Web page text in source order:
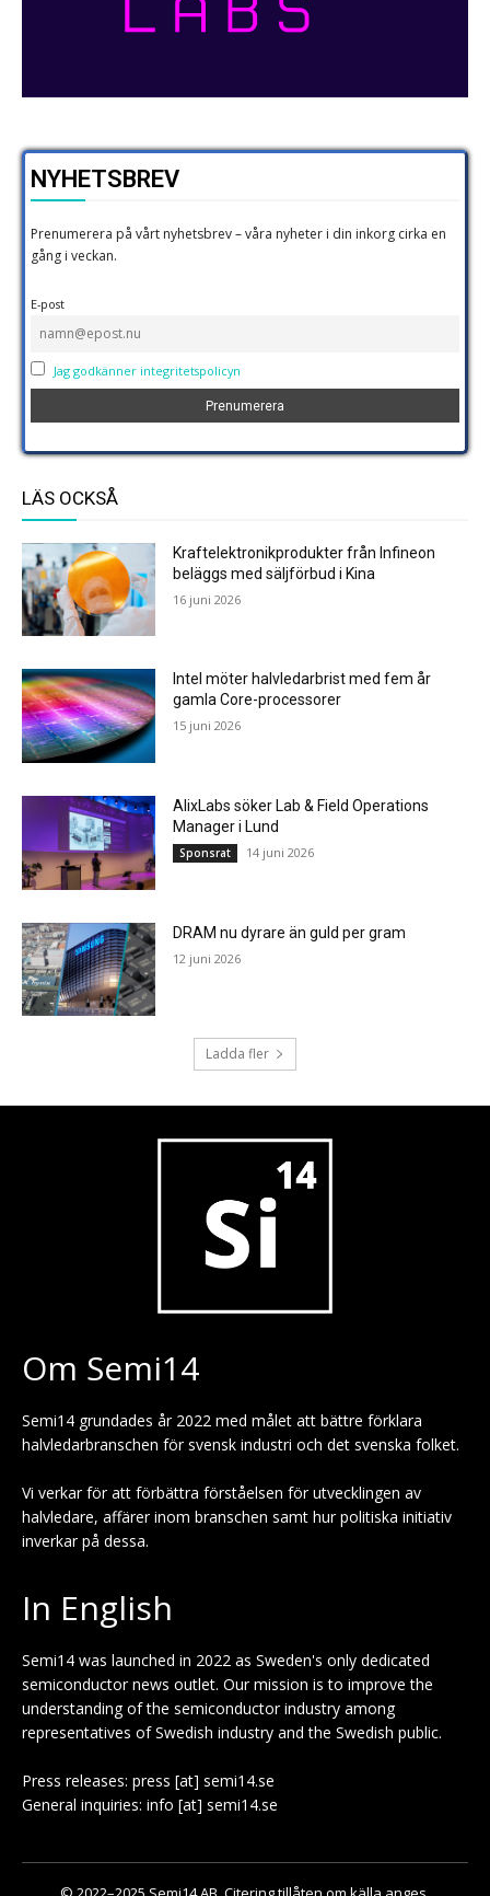
NYHETSBREV
Prenumerera på vårt nyhetsbrev – våra nyheter i din inkorg cirka en
gång i veckan.
E-post
Jag godkänner integritetspolicyn
LÄS OCKSÅ
Kraftelektronikprodukter från Infineon
beläggs med säljförbud i Kina
16 juni 2026
Intel möter halvledarbrist med fem år
gamla Core-processorer
15 juni 2026
AlixLabs söker Lab & Field Operations
Manager i Lund
Sponsrat 14 juni 2026
DRAM nu dyrare än guld per gram
12 juni 2026
Ladda fler
Om Semi14
Semi14 grundades år 2022 med målet att bättre förklara
halvledarbranschen för svensk industri och det svenska folket.
Vi verkar för att förbättra förståelsen för utvecklingen av
halvledare, affärer inom branschen samt hur politiska initiativ
inverkar på dessa.
In English
Semi14 was launched in 2022 as Sweden's only dedicated
semiconductor news outlet. Our mission is to improve the
understanding of the semiconductor industry among
representatives of Swedish industry and the Swedish public.
Press releases: press [at] semi14.se
General inquiries: info [at] semi14.se